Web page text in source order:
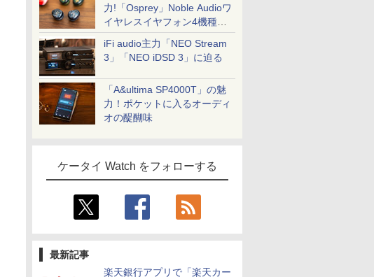
力!「Osprey」Noble Audioワ
イヤレスイヤフォン4機種を
一気に聴く
iFi audio主力「NEO Stream
3」「NEO iDSD 3」に迫る
「A&ultima SP4000T」の魅
力！ポケットに入るオーディ
オの醍醐味
ケータイ Watch をフォローする
最新記事
楽天銀行アプリで「楽天カー